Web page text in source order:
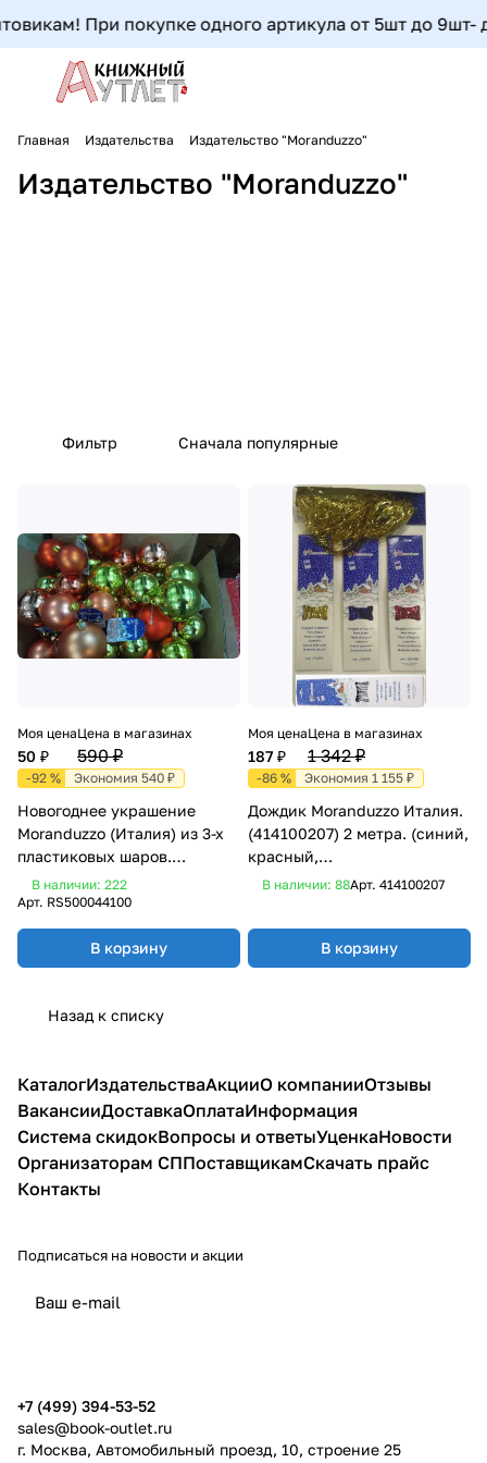
При покупке одного артикула от 5шт до 9шт-
Главная Издательства Издательство "Moranduzzo"
Издательство "Moranduzzo"
Фильтр Сначала популярные
Моя цена
50 ₽
Цена в магазинах
590 ₽
-92 % Экономия 540 ₽
Новогоднее украшение
Moranduzzo (Италия) из 3-х
пластиковых шаров.
(RS500044100)
В наличии: 222
Арт. RS500044100
В корзину
Моя цена
187 ₽
Цена в магазинах
1 342 ₽
-86 % Экономия 1 155 ₽
Дождик Moranduzzo Италия.
(414100207) 2 метра. (синий,
красный,
золотой)_______ЦЕНА
ассортименте! ________
В наличии: 88Арт. 414100207
В корзину
Назад к списку
КаталогИздательстваАкцииО компанииОтзывы
ВакансииДоставкаОплатаИнформация
Система скидокВопросы и ответыУценкаНовости
Организаторам СППоставщикамСкачать прайс
Контакты
Подписаться на новости и акции
+7 (499) 394-53-52
sales@book-outlet.ru
г. Москва, Автомобильный проезд, 10, строение 25